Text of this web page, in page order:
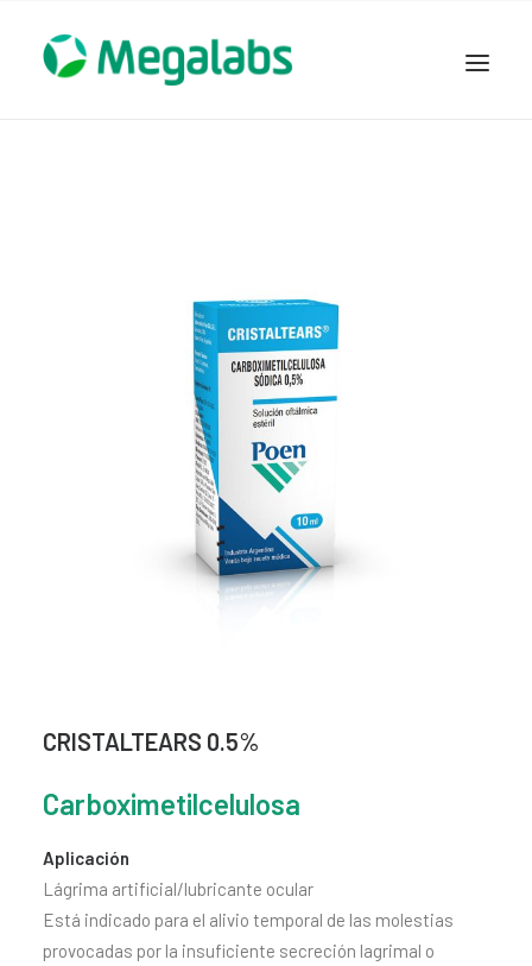
SEGURIDAD Y RESPALDO
TRABAJAR EN MEGALABS
CRISTALTEARS 0.5%
Carboximetilcelulosa
Aplicación
Lágrima artificial/lubricante ocular
Está indicado para el alivio temporal de las molestias
provocadas por la insuficiente secreción lagrimal o